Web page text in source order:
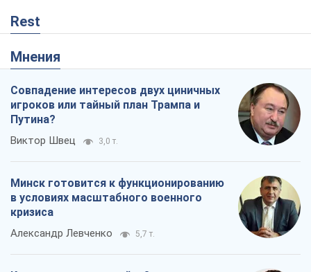
Rest
Мнения
Совпадение интересов двух циничных
игроков или тайный план Трампа и
Путина?
Виктор Швец 3,0 т.
Минск готовится к функционированию
в условиях масштабного военного
кризиса
Александр Левченко 5,7 т.